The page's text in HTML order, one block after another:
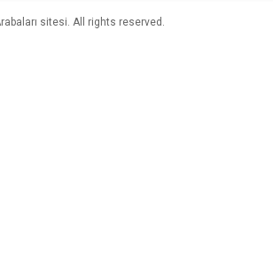
sitesi. All rights reserved.